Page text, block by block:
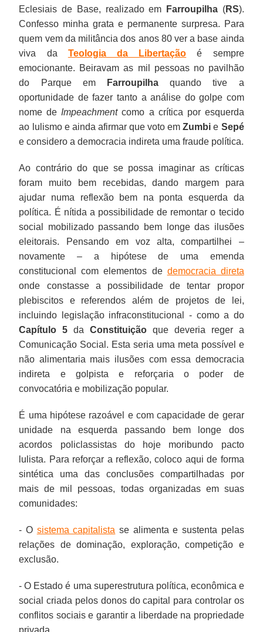
Eclesiais de Base, realizado em
Farroupilha(RS).
Confesso minha grata e permanente surpresa. Para
quem vem da militância dos anos 80 ver a base ainda
viva da Teologia da Libertação é sempre
emocionante. Beiravam as mil pessoas no pavilhão
do Parque em
Farroupilha quando tive a
oportunidade de fazer tanto a análise do golpe com
nome de Impeachmentcomo a crítica por esquerda
ao lulismo e ainda afirmar que voto emZumbi e Sepé
e considero a democracia indireta uma fraude política.
Ao contrário do que se possa imaginar as críticas
foram muito bem recebidas, dando margem para
ajudar numa reflexão bem na ponta esquerda da
política. É nítida a possibilidade de remontar o tecido
social mobilizado passando bem longe das ilusões
eleitorais. Pensando em voz alta, compartilhei –
novamente – a hipótese de uma emenda
constitucional com elementos de democracia direta
onde constasse a possibilidade de tentar propor
plebiscitos e referendos além de projetos de lei,
incluindo legislação infraconstitucional - como a do
Capítulo 5 daConstituição que deveria reger a
Comunicação Social. Esta seria uma meta possível e
não alimentaria mais ilusões com essa democracia
indireta e golpista e reforçaria o poder de
convocatória e mobilização popular.
É uma hipótese razoável e com capacidade de gerar
unidade na esquerda passando bem longe dos
acordos policlassistas do hoje moribundo pacto
lulista. Para reforçar a reflexão, coloco aqui de forma
sintética uma das conclusões compartilhadas por
mais de mil pessoas, todas organizadas em suas
comunidades:
- O sistema capitalista se alimenta e sustenta pelas
relações de dominação, exploração, competição e
exclusão.
- O Estado é uma superestrutura política, econômica e
social criada pelos donos do capital para controlar os
conflitos sociais e garantir a liberdade na propriedade
privada.